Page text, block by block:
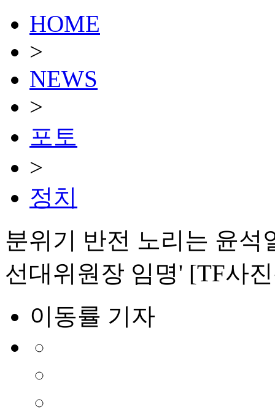
HOME
>
NEWS
>
포토
>
정치
분위기 반전 노리는 윤석
선대위원장 임명' [TF사
이동률 기자